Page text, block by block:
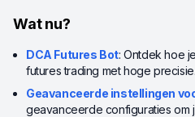
Wat nu?
DCA Futures Bot: Ontdek hoe
futures trading met hoge precisie.
Geavanceerde instellingen
geavanceerde configuraties om